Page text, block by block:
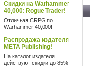
Скидки на Warhammer
40,000: Rogue Trader!
Отличная CRPG по
Warhammer 40,000!
Распродажа издателя
META Publishing!
На каталог издателя
действуют скидки до 85%